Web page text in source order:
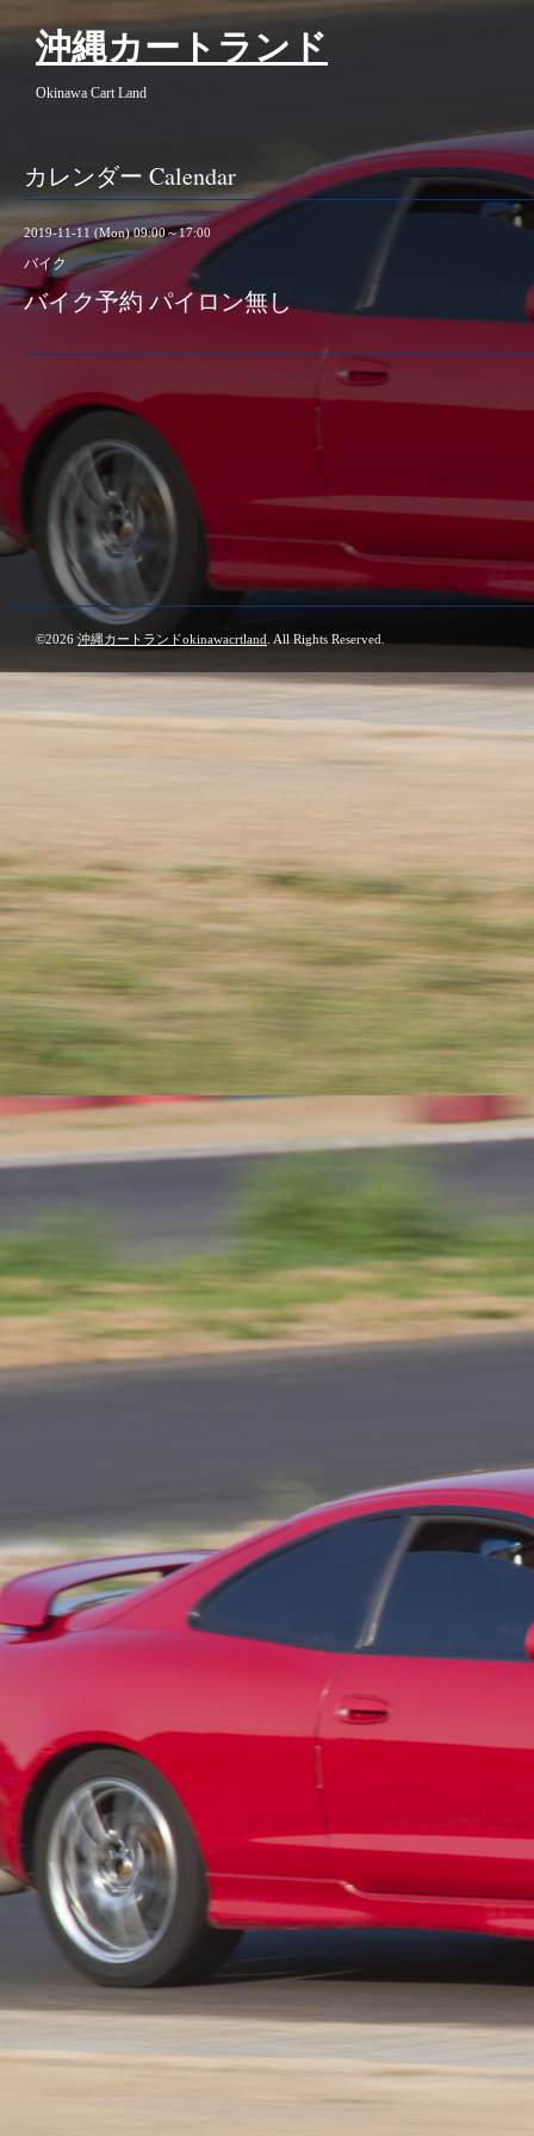
沖縄カートランド
Okinawa Cart Land
カレンダー Calendar
2019-11-11 (Mon) 09:00～17:00
バイク
バイク予約 パイロン無し
©2026 沖縄カートランドokinawacrtland . All Rights Reserved.